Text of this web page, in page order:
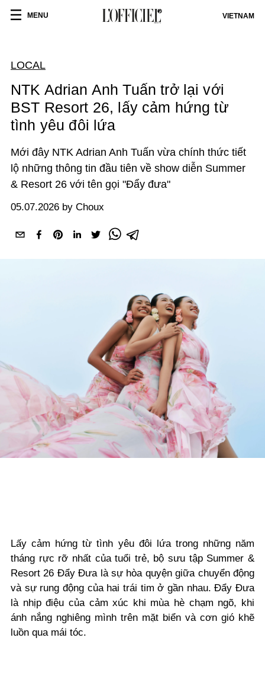
MENU VIETNAM
LOCAL
NTK Adrian Anh Tuấn trở lại với
BST Resort 26, lấy cảm hứng từ
tình yêu đôi lứa
Mới đây NTK Adrian Anh Tuấn vừa chính thức tiết
lộ những thông tin đầu tiên về show diễn Summer
& Resort 26 với tên gọi "Đẩy đưa"
05.07.2026 by Choux
Lấy cảm hứng từ tình yêu đôi lứa trong những năm
tháng rực rỡ nhất của tuổi trẻ, bộ sưu tập Summer &
Resort 26 Đẩy Đưa là sự hòa quyện giữa chuyển động
và sự rung động của hai trái tim ở gần nhau. Đẩy Đưa
là nhịp điệu của cảm xúc khi mùa hè chạm ngõ, khi
ánh nắng nghiêng mình trên mặt biển và cơn gió khẽ
luồn qua mái tóc.